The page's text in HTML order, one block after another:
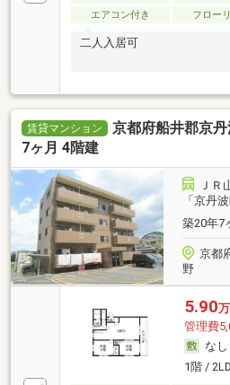
エアコン付き
フロー
二人入居可
賃貸マンション
京都府船井郡京
7ヶ月 4階建
ＪＲ
「京丹
築20年7
京都
野
5.90
管理費
なし
1階 /